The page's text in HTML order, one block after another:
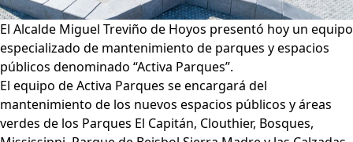
El Alcalde Miguel Treviño de Hoyos presentó hoy un equipo
especializado de mantenimiento de parques y espacios
públicos denominado “Activa Parques”.
El equipo de Activa Parques se encargará del
mantenimiento de los nuevos espacios públicos y áreas
verdes de los Parques El Capitán, Clouthier, Bosques,